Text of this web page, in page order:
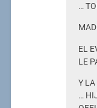
…
EL
LE
Y LA
…